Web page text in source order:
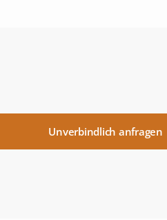
Unverbindlich anfragen